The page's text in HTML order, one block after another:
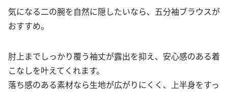
気になる二の腕を自然に隠したいなら、五分袖ブラウスが
おすすめ。
肘上までしっかり覆う袖丈が露出を抑え、安心感のある着
こなしを叶えてくれます。
落ち感のある素材なら生地が広がりにくく、上半身をすっ